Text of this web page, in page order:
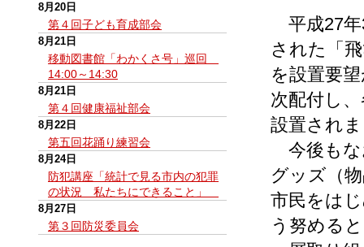
8月20日
第４回子ども育成部会
8月21日
移動図書館「わかくさ号」巡回
14:00～14:30
8月21日
第４回健康福祉部会
8月22日
第五回花踊り練習会
8月24日
防犯講座「統計で見る市内の犯罪
の状況 私たちにできること」
8月27日
第３回防災委員会
平成27年
された「
を設置要
次配付し
設置され
今後もな
グッズ（
市民をは
う努める